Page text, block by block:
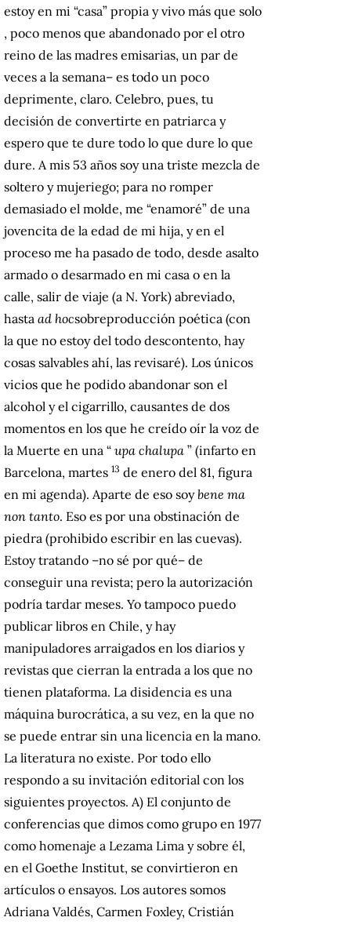
estoy en mi “casa” propia y vivo más que solo
, poco menos que abandonado por el otro
reino de las madres emisarias, un par de
veces a la semana– es todo un poco
deprimente, claro. Celebro, pues, tu
decisión de convertirte en patriarca y
espero que te dure todo lo que dure lo que
dure. A mis 53 años soy una triste mezcla de
soltero y mujeriego; para no romper
demasiado el molde, me “enamoré” de una
jovencita de la edad de mi hija, y en el
proceso me ha pasado de todo, desde asalto
armado o desarmado en mi casa o en la
calle, salir de viaje (a N. York) abreviado,
hasta ad hocsobreproducción poética (con
la que no estoy del todo descontento, hay
cosas salvables ahí, las revisaré). Los únicos
vicios que he podido abandonar son el
alcohol y el cigarrillo, causantes de dos
momentos en los que he creído oír la voz de
la Muerte en una “ upa chalupa ” (infarto en
Barcelona, ​​martes 13 de enero del 81, figura
en mi agenda). Aparte de eso soybene ma
non tanto. Eso es por una obstinación de
piedra (prohibido escribir en las cuevas).
Estoy tratando –no sé por qué– de
conseguir una revista; pero la autorización
podría tardar meses. Yo tampoco puedo
publicar libros en Chile, y hay
manipuladores arraigados en los diarios y
revistas que cierran la entrada a los que no
tienen plataforma. La disidencia es una
máquina burocrática, a su vez, en la que no
se puede entrar sin una licencia en la mano.
La literatura no existe. Por todo ello
respondo a su invitación editorial con los
siguientes proyectos. A) El conjunto de
conferencias que dimos como grupo en 1977
como homenaje a Lezama Lima y sobre él,
en el Goethe Institut, se convirtieron en
artículos o ensayos. Los autores somos
Adriana Valdés, Carmen Foxley, Cristián